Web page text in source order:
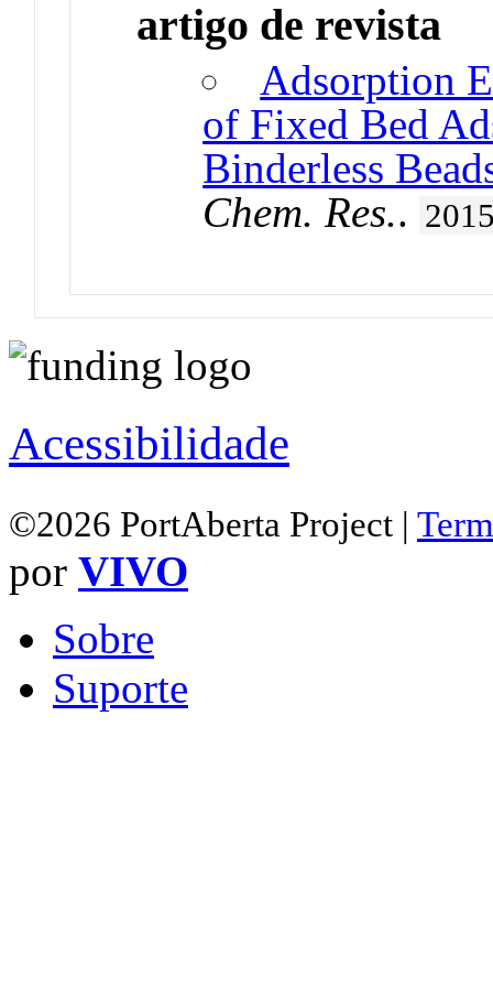
artigo de revista
Adsorption
of Fixed Bed
Binderless
Chem. Res..
Acessibilidade
©2026 PortAberta Project |
por VIVO
Sobre
Suporte